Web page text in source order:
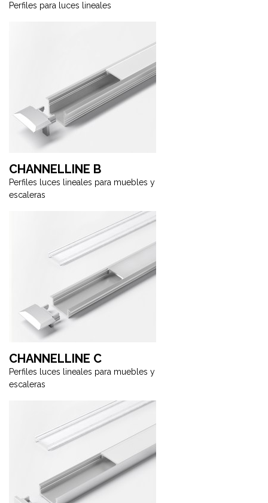
Perfiles para luces lineales
CHANNELLINE B
Perfiles luces lineales para muebles y
escaleras
CHANNELLINE C
Perfiles luces lineales para muebles y
escaleras